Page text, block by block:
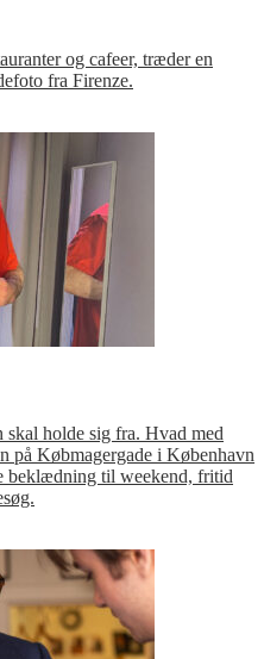
og cafeer, træder en
fra Firenze.
holde sig fra. Hvad med
på Købmagergade i København
beklædning til weekend, fritid